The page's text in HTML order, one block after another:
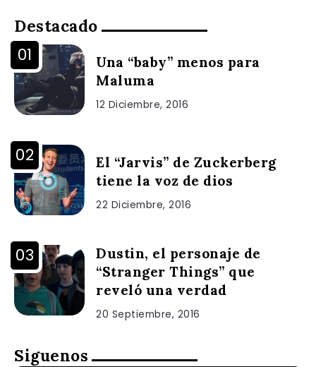
Destacado
Una “baby” menos para
Maluma
12 Diciembre, 2016
El “Jarvis” de Zuckerberg
tiene la voz de dios
22 Diciembre, 2016
Dustin, el personaje de
“Stranger Things” que
reveló una verdad
20 Septiembre, 2016
Siguenos